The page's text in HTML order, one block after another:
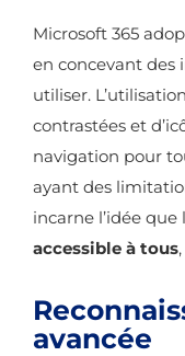
Microsoft 365
en concevant des
utiliser.
contrastées et
navigation pour
ayant des
incarne l’idée
accessible à tous
avancée